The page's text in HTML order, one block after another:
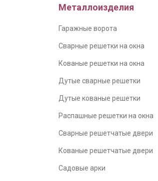
Металлоизделия
Гаражные ворота
Сварные решетки на окна
Кованые решетки на окна
Дутые сварные решетки
Дутые кованые решетки
Распашные решетки на окна
Сварные решетчатые двери
Кованые решетчатые двери
Садовые арки